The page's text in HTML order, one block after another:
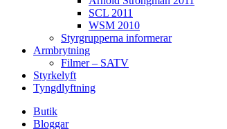
SCL 2011
WSM 2010
Styrgrupperna informerar
Armbrytning
Filmer – SATV
Styrkelyft
Tyngdlyftning
Butik
Bloggar